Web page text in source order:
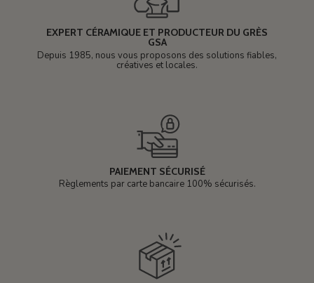
EXPERT CÉRAMIQUE ET PRODUCTEUR DU GRÈS
GSA
Depuis 1985, nous vous proposons des solutions fiables,
créatives et locales.
PAIEMENT SÉCURISÉ
Règlements par carte bancaire 100% sécurisés.